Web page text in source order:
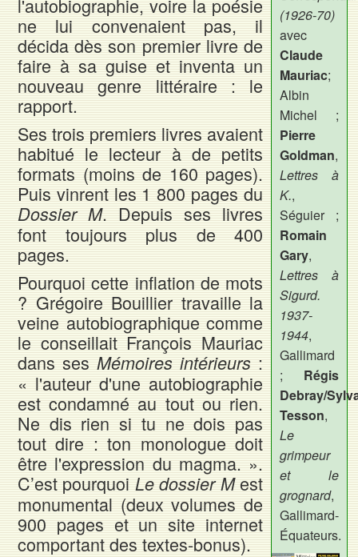
ne lui convenaient pas, il
décida dès son premier livre de
faire à sa guise et inventa un
nouveau genre littéraire : le
rapport.
Ses trois premiers livres avaient
habitué le lecteur à de petits
formats (moins de 160 pages).
Puis vinrent les 1 800 pages du
Dossier M. Depuis ses livres
font toujours plus de 400
pages.
Pourquoi cette inflation de mots
? Grégoire Bouillier travaille la
veine autobiographique comme
le conseillait François Mauriac
dans ses Mémoires intérieurs :
« l'auteur d'une autobiographie
est condamné au tout ou rien.
Ne dis rien si tu ne dois pas
tout dire : ton monologue doit
être l'expression du magma. ».
C’est pourquoi Le dossier Mest
monumental (deux volumes de
900 pages et un site internet
comportant des textes-bonus).
(1926-70)
avec
Claude
Mauriac;
Albin
Michel ;
Pierre
Goldman,
Lettres à
K.,
Séguier ;
Romain
Gary,
Lettres à
Sigurd.
1937-
1944,
Gallimard
; Régis
Debray/
Tesson,
Le
grimpeur
et le
grognard,
Gallimard-
Équateurs.